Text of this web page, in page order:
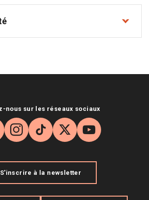
nous sur les réseaux sociaux
Instagram
TikTok
X YouTube
S'inscrire à la newsletter